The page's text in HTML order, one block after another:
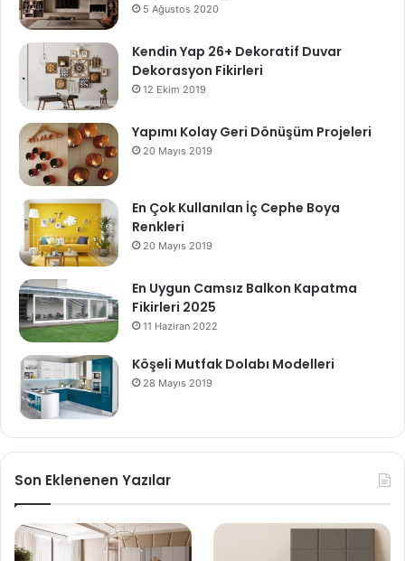
5 Ağustos 2020
Kendin Yap 26+ Dekoratif Duvar
Dekorasyon Fikirleri
12 Ekim 2019
Yapımı Kolay Geri Dönüşüm Projeleri
20 Mayıs 2019
En Çok Kullanılan İç Cephe Boya
Renkleri
20 Mayıs 2019
En Uygun Camsız Balkon Kapatma
Fikirleri 2025
11 Haziran 2022
Köşeli Mutfak Dolabı Modelleri
28 Mayıs 2019
Son Eklenenen Yazılar